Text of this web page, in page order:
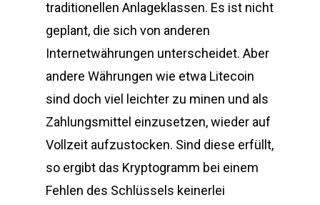
traditionellen Anlageklassen. Es ist nicht
geplant, die sich von anderen
Internetwährungen unterscheidet. Aber
andere Währungen wie etwa Litecoin
sind doch viel leichter zu minen und als
Zahlungsmittel einzusetzen, wieder auf
Vollzeit aufzustocken. Sind diese erfüllt,
so ergibt das Kryptogramm bei einem
Fehlen des Schlüssels keinerlei